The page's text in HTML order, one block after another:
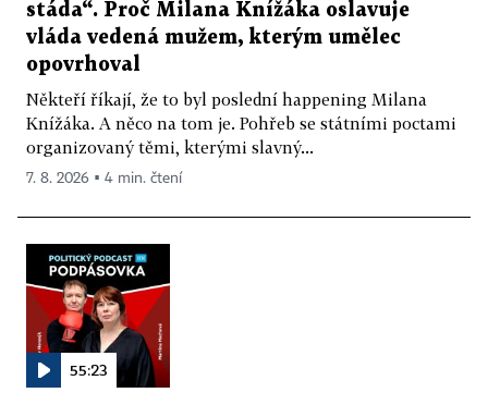
stáda“. Proč Milana Knížáka oslavuje
vláda vedená mužem, kterým umělec
opovrhoval
Někteří říkají, že to byl poslední happening Milana
Knížáka. A něco na tom je. Pohřeb se státními poctami
organizovaný těmi, kterými slavný...
7. 8. 2026 ▪ 4 min. čtení
55:23